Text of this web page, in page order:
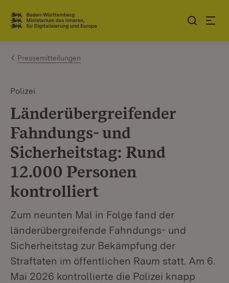
Zum Inhalt springen
Link zur Startseite
Pressemitteilungen
Polizei
Länderübergreifender
Fahndungs- und
Sicherheitstag: Rund
12.000 Personen
kontrolliert
Zum neunten Mal in Folge fand der
länderübergreifende Fahndungs- und
Sicherheitstag zur Bekämpfung der
Straftaten im öffentlichen Raum statt. Am 6.
Mai 2026 kontrollierte die Polizei knapp